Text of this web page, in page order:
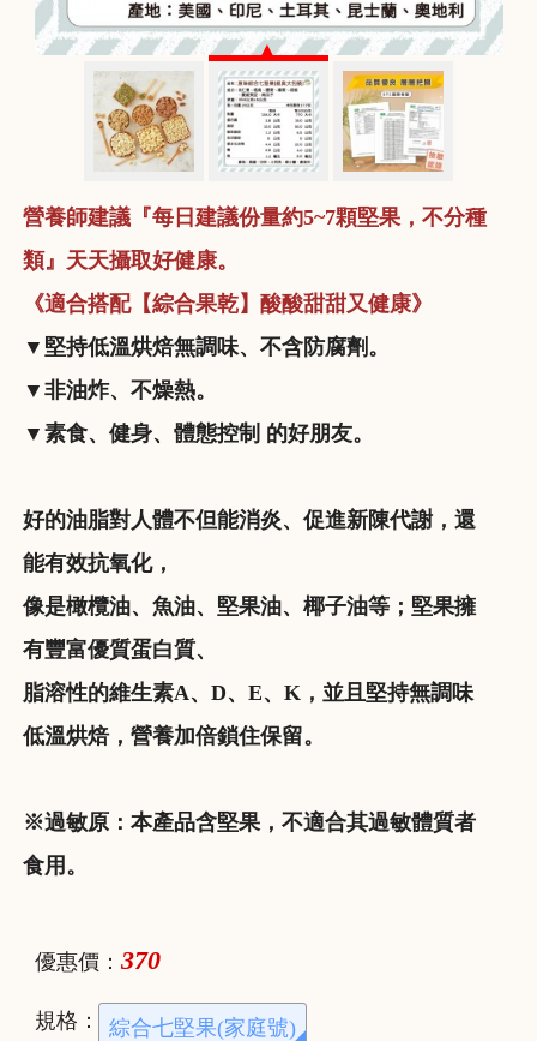
營養師建議『每日建議份量約5~7顆堅果，不分種
類』天天攝取好健康。
《適合搭配【綜合果乾】酸酸甜甜又健康》
▼堅持低溫烘焙無調味、不含防腐劑。
▼非油炸、不燥熱。
▼素食、健身、體態控制 的好朋友。
好的油脂對人體不但能消炎、促進新陳代謝，還
能有效抗氧化，
像是橄欖油、魚油、堅果油、椰子油等；堅果擁
有豐富優質蛋白質、
脂溶性的維生素A、D、E、K，並且堅持無調味
低溫烘焙，營養加倍鎖住保留。
※過敏原：本產品含堅果，不適合其過敏體質者
食用。
優惠價： 370
規格： 綜合七堅果(家庭號)